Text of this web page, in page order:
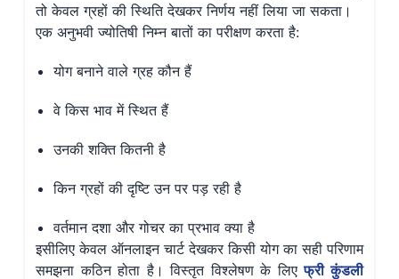
तो केवल ग्रहों की स्थिति देखकर निर्णय नहीं लिया जा सकता।
एक अनुभवी ज्योतिषी निम्न बातों का परीक्षण करता है:
योग बनाने वाले ग्रह कौन हैं
वे किस भाव में स्थित हैं
उनकी शक्ति कितनी है
किन ग्रहों की दृष्टि उन पर पड़ रही है
वर्तमान दशा और गोचर का प्रभाव क्या है
इसीलिए केवल ऑनलाइन चार्ट देखकर किसी योग का सही परिणाम
समझना कठिन होता है। विस्तृत विश्लेषण के लिएफ्री कुंडली